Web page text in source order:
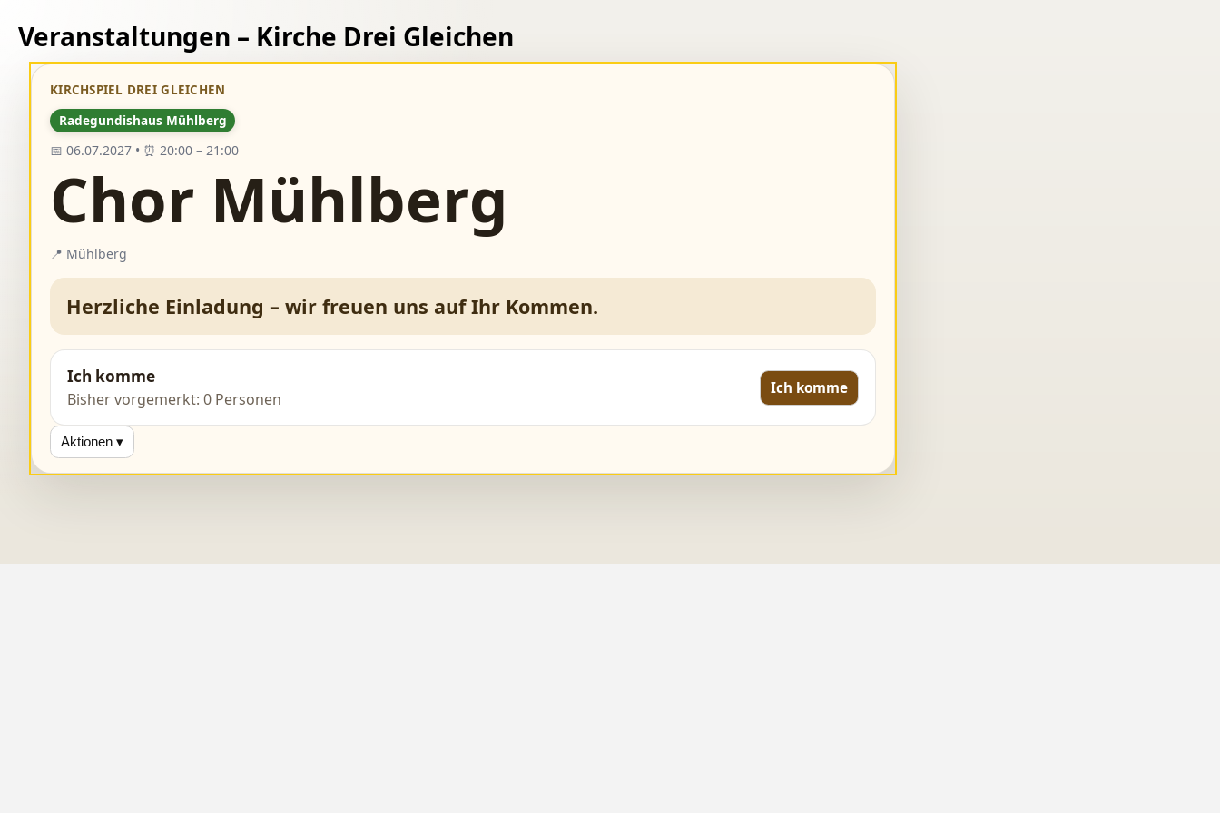
Veranstaltungen – Kirche Drei Gleichen
KIRCHSPIEL DREI GLEICHEN
Radegundishaus Mühlberg
📅 06.07.2027 • ⏰ 20:00 – 21:00
Chor Mühlberg
📍 Mühlberg
Herzliche Einladung – wir freuen uns auf Ihr Kommen.
Ich komme
Bisher vorgemerkt: 0 Personen
Ich komme
Aktionen ▾